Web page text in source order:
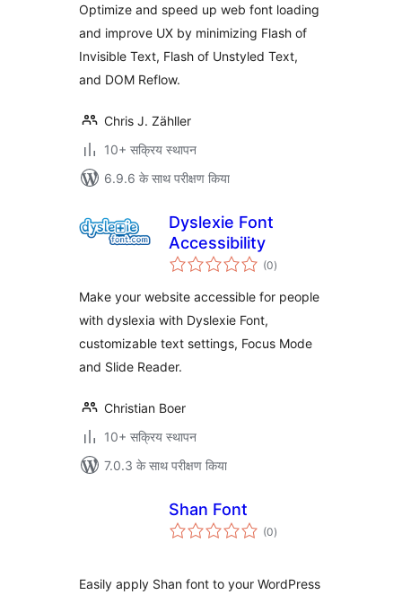
Optimize and speed up web font loading
and improve UX by minimizing Flash of
Invisible Text, Flash of Unstyled Text,
and DOM Reflow.
Chris J. Zähller
10+ सक्रिय स्थापन
6.9.6 के साथ परीक्षण किया
Dyslexie Font
Accessibility
(0कुल
दर)
Make your website accessible for people
with dyslexia with Dyslexie Font,
customizable text settings, Focus Mode
and Slide Reader.
Christian Boer
10+ सक्रिय स्थापन
7.0.3 के साथ परीक्षण किया
Shan Font
(0कुल
दर)
Easily apply Shan font to your WordPress